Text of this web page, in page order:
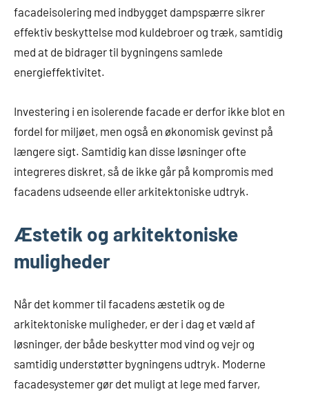
facadeisolering med indbygget dampspærre sikrer
effektiv beskyttelse mod kuldebroer og træk, samtidig
med at de bidrager til bygningens samlede
energieffektivitet.
Investering i en isolerende facade er derfor ikke blot en
fordel for miljøet, men også en økonomisk gevinst på
længere sigt. Samtidig kan disse løsninger ofte
integreres diskret, så de ikke går på kompromis med
facadens udseende eller arkitektoniske udtryk.
Æstetik og arkitektoniske
muligheder
Når det kommer til facadens æstetik og de
arkitektoniske muligheder, er der i dag et væld af
løsninger, der både beskytter mod vind og vejr og
samtidig understøtter bygningens udtryk. Moderne
facadesystemer gør det muligt at lege med farver,